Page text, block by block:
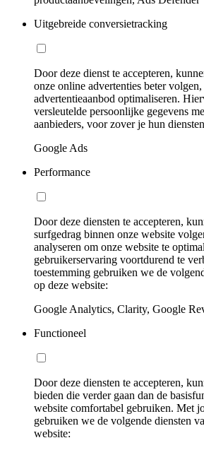
Uitgebreide conversietracking
Door deze dienst te accepteren,
onze online advertenties beter
advertentieaanbod optimaliseren.
versleutelde persoonlijke gegevens
aanbieders, voor zover je hun
Google Ads
Performance
Door deze diensten te accepteren,
surfgedrag binnen onze website
analyseren om onze website te
gebruikerservaring voortdurend te
toestemming gebruiken we de
op deze website:
Google Analytics, Clarity, Google
Functioneel
Door deze diensten te accepteren,
bieden die verder gaan dan de
website comfortabel gebruiken. Met
gebruiken we de volgende diensten
website: